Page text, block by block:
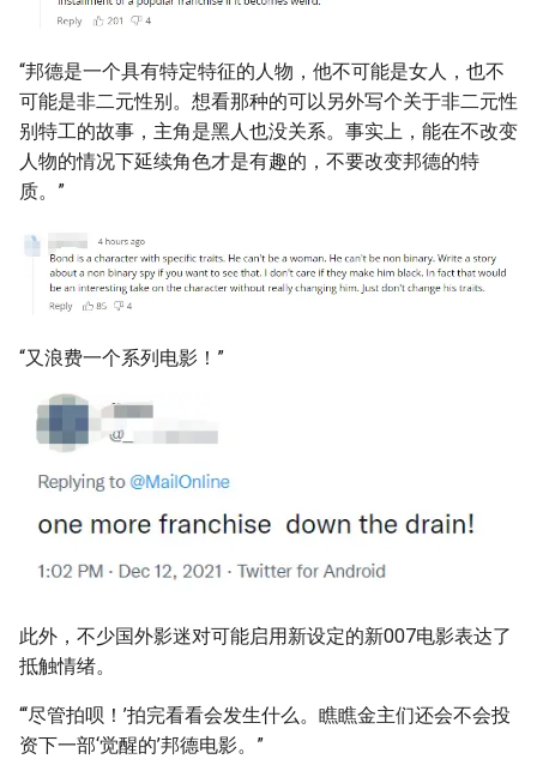
“邦德是一个具有特定特征的人物，他不可能是女人，也不
可能是非二元性别。想看那种的可以另外写个关于非二元性
别特工的故事，主角是黑人也没关系。事实上，能在不改变
人物的情况下延续角色才是有趣的，不要改变邦德的特
质。”
“又浪费一个系列电影！”
此外，不少国外影迷对可能启用新设定的新007电影表达了
抵触情绪。
“‘尽管拍呗！’拍完看看会发生什么。瞧瞧金主们还会不会投
资下一部‘觉醒的’邦德电影。”